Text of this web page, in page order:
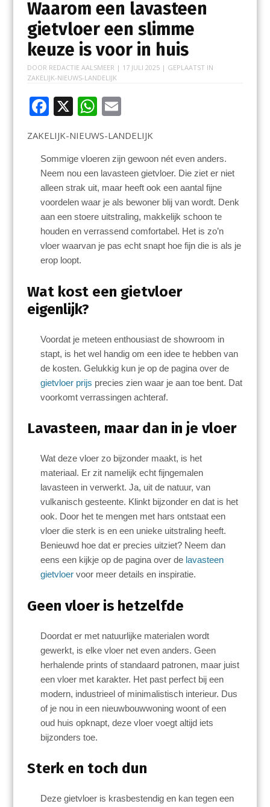
Waarom een lavasteen
gietvloer een slimme
keuze is voor in huis
DOOR REDACTIE AALSMEER | 17 JULI 2025| GEPLAATST IN
ZAKELIJK-NIEUWS-LANDELIJK
F
e
b
o
o
k
X W
at
s
A
p
p
E
ai
l
ZAKELIJK-NIEUWS-LANDELIJK
Sommige vloeren zijn gewoon nét even anders.
Neem nou een lavasteen gietvloer. Die ziet er niet
alleen strak uit, maar heeft ook een aantal fijne
voordelen waar je als bewoner blij van wordt. Denk
aan een stoere uitstraling, makkelijk schoon te
houden en verrassend comfortabel. Het is zo’n
vloer waarvan je pas echt snapt hoe fijn die is als je
erop loopt.
Wat kost een gietvloer
eigenlijk?
Voordat je meteen enthousiast de showroom in
stapt, is het wel handig om een idee te hebben van
de kosten. Gelukkig kun je op de pagina over de
gietvloer prijs precies zien waar je aan toe bent. Dat
voorkomt verrassingen achteraf.
Lavasteen, maar dan in je vloer
Wat deze vloer zo bijzonder maakt, is het
materiaal. Er zit namelijk echt fijngemalen
lavasteen in verwerkt. Ja, uit de natuur, van
vulkanisch gesteente. Klinkt bijzonder en dat is het
ook. Door het te mengen met hars ontstaat een
vloer die sterk is en een unieke uitstraling heeft.
Benieuwd hoe dat er precies uitziet? Neem dan
eens een kijkje op de pagina over de lavasteen
gietvloer voor meer details en inspiratie.
Geen vloer is hetzelfde
Doordat er met natuurlijke materialen wordt
gewerkt, is elke vloer net even anders. Geen
herhalende prints of standaard patronen, maar juist
een vloer met karakter. Het past perfect bij een
modern, industrieel of minimalistisch interieur. Dus
of je nou in een nieuwbouwwoning woont of een
oud huis opknapt, deze vloer voegt altijd iets
bijzonders toe.
Sterk en toch dun
Deze gietvloer is krasbestendig en kan tegen een